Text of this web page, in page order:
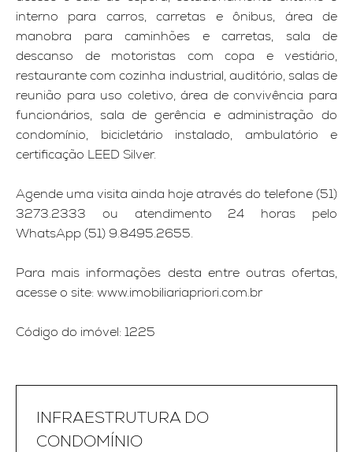
interno para carros, carretas e ônibus, área de
manobra para caminhões e carretas, sala de
descanso de motoristas com copa e vestiário,
restaurante com cozinha industrial, auditório, salas de
reunião para uso coletivo, área de convivência para
funcionários, sala de gerência e administração do
condomínio, bicicletário instalado, ambulatório e
certificação LEED Silver.
Agende uma visita ainda hoje através do telefone (51)
3273.2333 ou atendimento 24 horas pelo
WhatsApp (51) 9.8495.2655.
Para mais informações desta entre outras ofertas,
acesse o site: www.imobiliariapriori.com.br
Código do imóvel: 1225
INFRAESTRUTURA DO
CONDOMÍNIO